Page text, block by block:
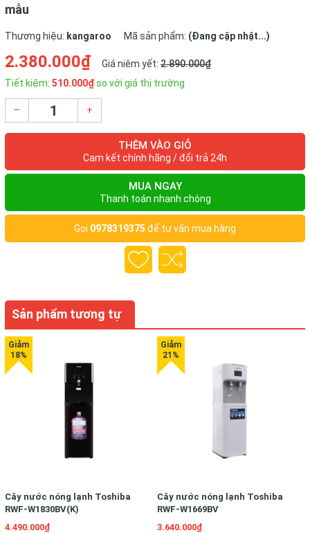
mẫu
Thương hiệu: kangaroo Mã sản phẩm: (Đang cập nhật...)
2.380.000₫ Giá niêm yết: 2.890.000₫
Tiết kiệm: 510.000₫so với giá thị trường
– +
THÊM VÀO GIỎ
Cam kết chính hãng / đổi trả 24h
MUA NGAY
Thanh toán nhanh chóng
Gọi 0978319375 để tư vấn mua hàng
Sản phẩm tương tự
Cây nước nóng lạnh Toshiba
RWF-W1830BV(K)
4.490.000₫
Cây nước nóng lạnh Toshiba
RWF-W1669BV
3.640.000₫